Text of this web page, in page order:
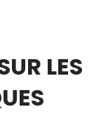
LES